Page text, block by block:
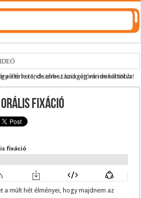
2.0
lista
te is rendszeres támogatónk ide kattintva!
Orális fixáció
a múlt hét élményei, hogy majdnem az